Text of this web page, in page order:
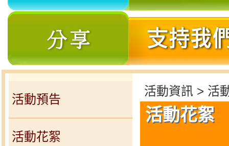
我
分
活動預告
活動花絮
活動資訊 > 活
活動花絮